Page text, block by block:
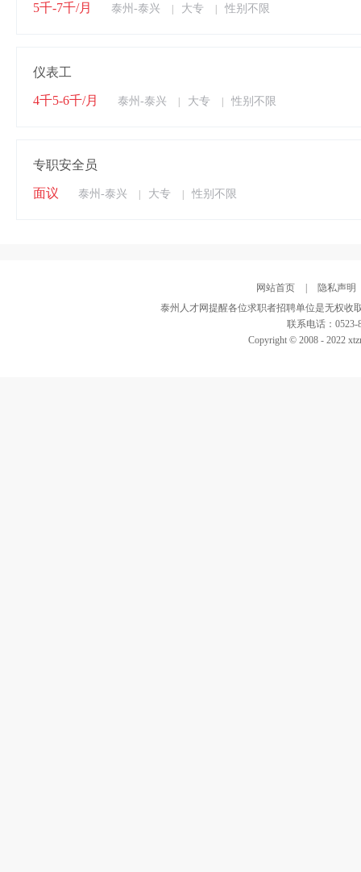
5千-7千/月 泰州-泰兴 大专 性别不限
仪表工
4千5-6千/月 泰州-泰兴 大专 性别不限
专职安全员
面议 泰州-泰兴 大专 性别不限
网站首页
隐私声明
泰州人才网提醒各位求职者招聘单位是无权收
联系电话：0523-
Copyright © 2008 - 2022